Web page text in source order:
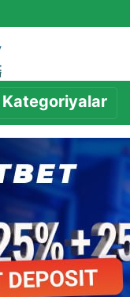
Kategoriyalar